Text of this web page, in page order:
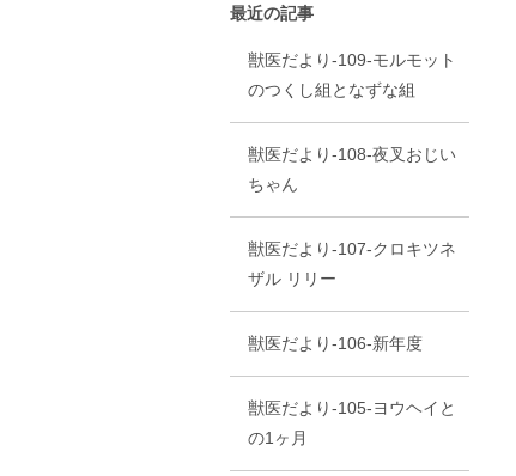
最近の記事
獣医だより-109-モルモット
のつくし組となずな組
獣医だより-108-夜叉おじい
ちゃん
獣医だより-107-クロキツネ
ザル リリー
獣医だより-106-新年度
獣医だより-105-ヨウヘイと
の1ヶ月